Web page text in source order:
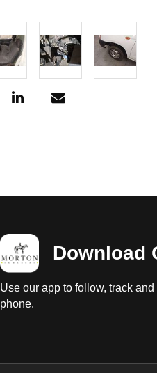
Download
Use our app to follow, track
phone.